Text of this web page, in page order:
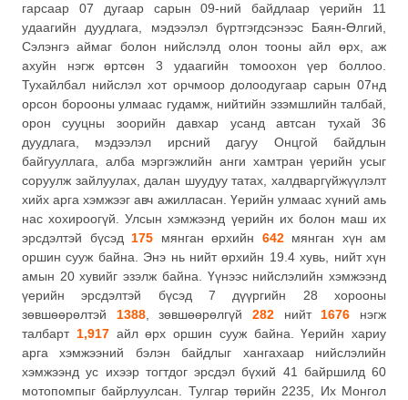
гарсаар 07 дугаар сарын 09-ний байдлаар үерийн 11
удаагийн дуудлага, мэдээлэл бүртгэгдсэнээс Баян-Өлгий,
Сэлэнгэ аймаг болон нийслэлд олон тооны айл өрх, аж
ахуйн нэгж өртсөн 3 удаагийн томоохон үер боллоо.
Тухайлбал нийслэл хот орчмоор долоодугаар сарын 07нд
орсон борооны улмаас гудамж, нийтийн эзэмшлийн талбай,
орон сууцны зоорийн давхар усанд автсан тухай 36
дуудлага, мэдээлэл ирсний дагуу Онцгой байдлын
байгууллага, алба мэргэжлийн анги хамтран үерийн усыг
соруулж зайлуулах, далан шуудуу татах, халдваргүйжүүлэлт
хийх арга хэмжээг авч ажилласан. Үерийн улмаас хүний амь
нас хохироогүй. Улсын хэмжээнд үерийн их болон маш их
эрсдэлтэй бүсэд 175 мянган өрхийн 642мянган хүн ам
оршин сууж байна. Энэ нь нийт өрхийн 19.4 хувь, нийт хүн
амын 20 хувийг эзэлж байна. Үүнээс нийслэлийн хэмжээнд
үерийн эрсдэлтэй бүсэд 7 дүүргийн 28 хорооны
зөвшөөрөлтэй 1388, зөвшөөрөлгүй282 нийт1676 нэгж
талбарт 1,917айл өрх оршин сууж байна. Үерийн хариу
арга хэмжээний бэлэн байдлыг хангахаар нийслэлийн
хэмжээнд ус ихээр тогтдог эрсдэл бүхий 41 байршилд 60
мотопомпыг байрлуулсан. Тулгар төрийн 2235, Их Монгол